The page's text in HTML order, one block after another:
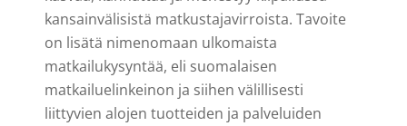
kansainvälisistä matkustajavirroista. Tavoite
on lisätä nimenomaan ulkomaista
matkailukysyntää, eli suomalaisen
matkailuelinkeinon ja siihen välillisesti
liittyvien alojen tuotteiden ja palveluiden